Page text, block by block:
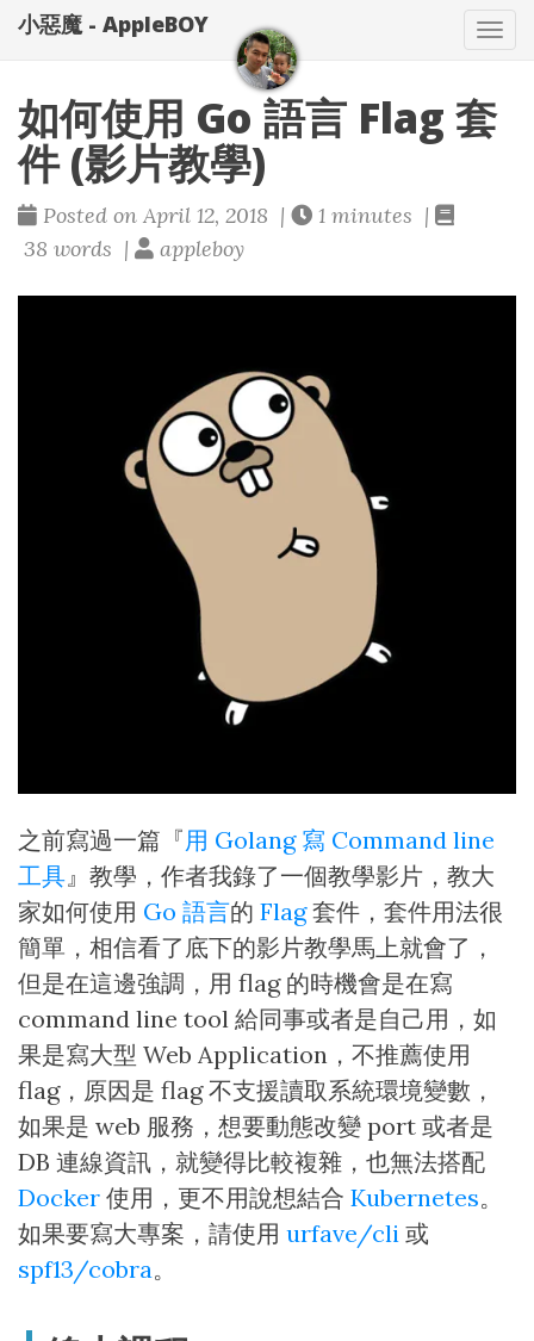
小惡魔 - AppleBOY
如何使用 Go 語言 Flag 套
件 (影片教學)
Posted on April 12, 2018 |
1 minutes |
38 words |
appleboy
之前寫過一篇『用 Golang 寫 Command line
工具』教學，作者我錄了一個教學影片，教大
家如何使用 Go 語言的 Flag套件，套件用法很
簡單，相信看了底下的影片教學馬上就會了，
但是在這邊強調，用 flag 的時機會是在寫
command line tool 給同事或者是自己用，如
果是寫大型 Web Application，不推薦使用
flag，原因是 flag 不支援讀取系統環境變數，
如果是 web 服務，想要動態改變 port 或者是
DB 連線資訊，就變得比較複雜，也無法搭配
Docker 使用，更不用說想結合 Kubernetes。
如果要寫大專案，請使用 urfave/cli 或
spf13/cobra。